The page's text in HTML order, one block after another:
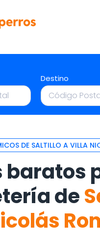
Destino
DE SALTILLO A VILLA
baratos
de